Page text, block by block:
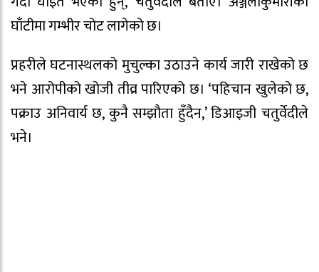
घाँटीमा गम्भीर चोट लागेको छ।
प्रहरीले घटनास्थलको मुचुल्का उठाउने कार्य जारी राखेको छ
भने आरोपीको खोजी तीव्र पारिएको छ। ‘पहिचान खुलेको छ,
पक्राउ अनिवार्य छ, कुनै सम्झौता हुँदैन,’ डिआइजी चतुर्वेदीले
भने।